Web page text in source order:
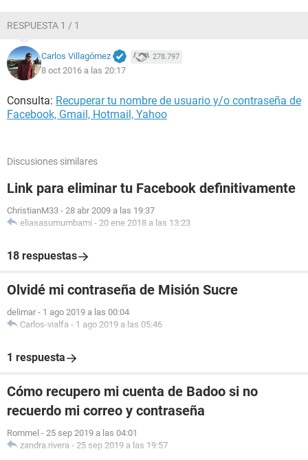
RESPUESTA 1 / 1
Carlos Villagómez 278.797
8 oct 2016 a las 20:17
Consulta: Recuperar tu nombre de usuario y/o contraseña de
Facebook, Gmail, Hotmail, Yahoo
Discusiones similares
Link para eliminar tu Facebook definitivamente
ChristianM33 - 28 abr 2009 a las 19:37
eliasasumumbami - 20 ene 2018 a las 13:23
18 respuestas
Olvidé mi contraseña de Misión Sucre
delimar - 1 ago 2019 a las 00:04
Carlos-vialfa - 1 ago 2019 a las 05:46
1 respuesta
Cómo recupero mi cuenta de Badoo si no
recuerdo mi correo y contraseña
Rommel - 25 sep 2019 a las 04:01
zandra.rivera - 25 sep 2019 a las 19:57